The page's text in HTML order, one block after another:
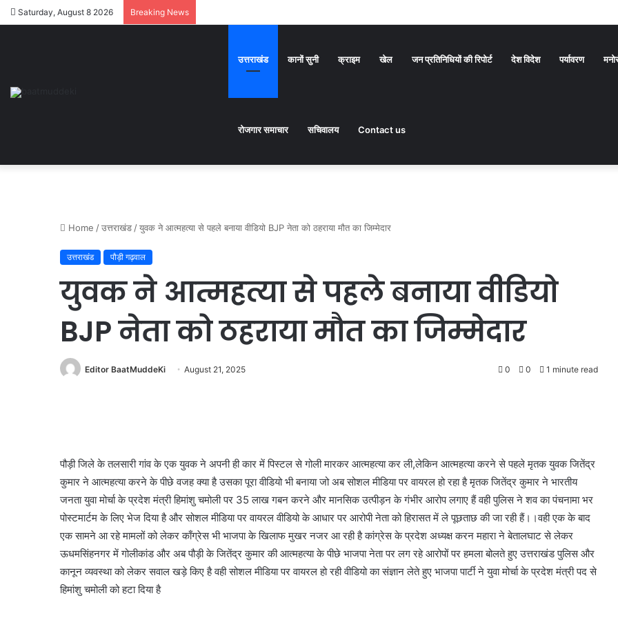
Saturday, August 8 2026 Breaking News
उत्तराखंड कानों सुनी क्राइम खेल जन प्रतिनिधियों की रिपोर्ट देश विदेश पर्यावरण
रोजगार समाचार सचिवालय Contact us
Home /उत्तराखंड /युवक ने आत्महत्या से पहले बनाया वीडियो BJP नेता को ठहराया मौत का जिम्मेदार
उत्तराखंड पौड़ी गढ़वाल
युवक ने आत्महत्या से पहले बनाया वीडियो
BJP नेता को ठहराया मौत का जिम्मेदार
Editor BaatMuddeKi August 21, 2025 0 0 1 minute read
पौड़ी जिले के तलसारी गांव के एक युवक ने अपनी ही कार में पिस्टल से गोली मारकर आत्महत्या कर ली,लेकिन आत्महत्या करने से पहले मृतक युवक जितेंद्र
कुमार ने आत्महत्या करने के पीछे वजह क्या है उसका पूरा वीडियो भी बनाया जो अब सोशल मीडिया पर वायरल हो रहा है मृतक जितेंद्र कुमार ने भारतीय
जनता युवा मोर्चा के प्रदेश मंत्री हिमांशु चमोली पर 35 लाख गबन करने और मानसिक उत्पीड़न के गंभीर आरोप लगाए हैं वही पुलिस ने शव का पंचनामा भर
पोस्टमार्टम के लिए भेज दिया है और सोशल मीडिया पर वायरल वीडियो के आधार पर आरोपी नेता को हिरासत में ले पूछताछ की जा रही हैं।।वही एक के बाद
एक सामने आ रहे मामलों को लेकर काँग्रेस भी भाजपा के खिलाफ मुखर नजर आ रही है कांग्रेस के प्रदेश अध्यक्ष करन महारा ने बेतालघाट से लेकर
ऊधमसिंहनगर में गोलीकांड और अब पौड़ी के जितेंद्र कुमार की आत्महत्या के पीछे भाजपा नेता पर लग रहे आरोपों पर हमला बोलते हुए उत्तराखंड पुलिस और
कानून व्यवस्था को लेकर सवाल खड़े किए है वही सोशल मीडिया पर वायरल हो रही वीडियो का संज्ञान लेते हुए भाजपा पार्टी ने युवा मोर्चा के प्रदेश मंत्री पद से
हिमांशु चमोली को हटा दिया है